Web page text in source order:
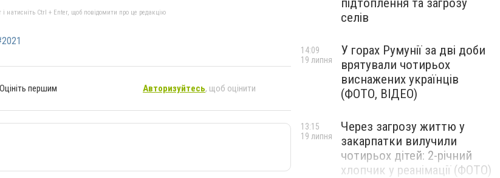
натисніть Ctrl + Enter, щоб повідомити про це редакцію
Оцініть першим Авторизуйтесь, щоб оцінити
підтоплення та загрозу
селів
У горах Румунії за дві доби
врятували чотирьох
виснажених українців
(ФОТО, ВІДЕО)
14:09
19 липня
Через загрозу життю у
закарпатки вилучили
чотирьох дітей: 2-річний
хлопчик у реанімації (ФОТО)
13:15
19 липня